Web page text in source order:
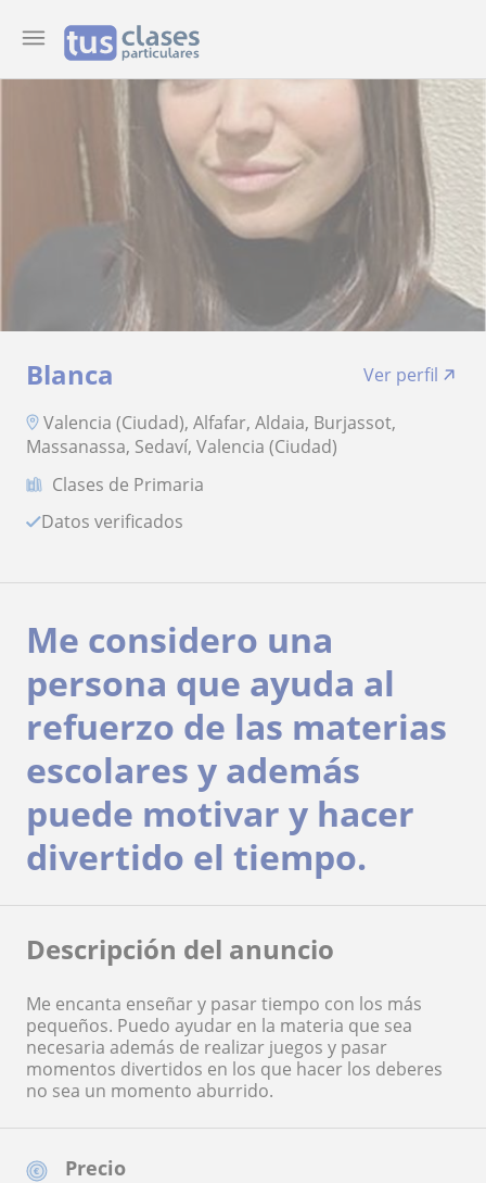
Blanca
Ver perfil
Valencia (Ciudad), Alfafar, Aldaia, Burjassot,
Massanassa, Sedaví, Valencia (Ciudad)
Clases de Primaria
Datos verificados
Precio
Me considero una
persona que ayuda al
refuerzo de las materias
escolares y además
puede motivar y hacer
divertido el tiempo.
Descripción del anuncio
Me encanta enseñar y pasar tiempo con los más
pequeños. Puedo ayudar en la materia que sea
necesaria además de realizar juegos y pasar
momentos divertidos en los que hacer los deberes
no sea un momento aburrido.